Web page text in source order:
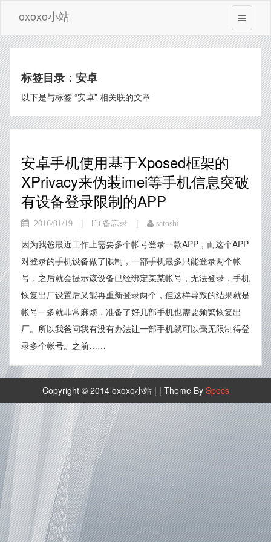
oxoxo小站
标签目录：安卓
以下是与标签 “安卓” 相关联的文章
安卓手机使用基于Xposed框架的
XPrivacy来伪装imei等手机信息突破
有设备登录限制的APP
2016/01/19 | 备忘录 | satoshi
因为我爸最近工作上需要多个帐号登录一款APP，而这个APP
对登录的手机设备做了限制，一部手机最多只能登录两个帐
号，之后就会提示该设备已经绑定某某帐号，无法登录，手机
恢复出厂设置后又能再重新登录两个，但这样导致的结果就是
帐号一多就非常麻烦，准备了好几部手机也需要频繁恢复出
厂。所以我爸问我有没有办法让一部手机就可以毫无限制得登
录多个帐号。之前……
Copyright © 2014 oxoxo小站 | | Theme By Specs